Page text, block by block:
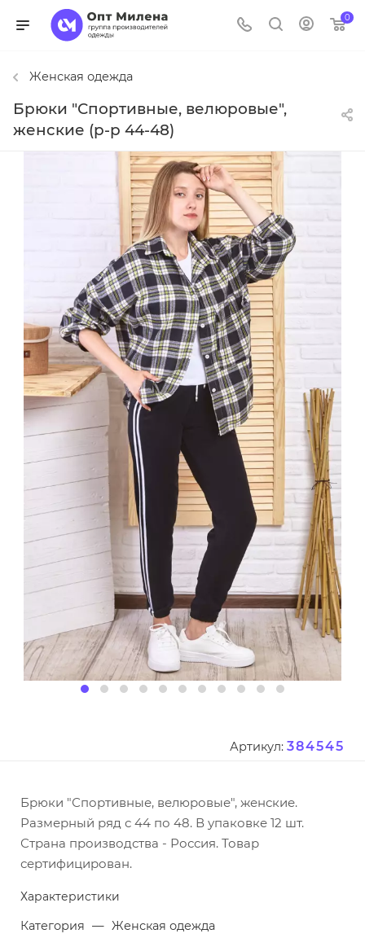
0
Женская одежда
Брюки "Спортивные, велюровые",
женские (р-р 44-48)
Артикул: 384545
Брюки "Спортивные, велюровые", женские.
Размерный ряд с 44 по 48. В упаковке 12 шт.
Страна производства - Россия. Товар
сертифицирован.
Характеристики
Категория — Женская одежда